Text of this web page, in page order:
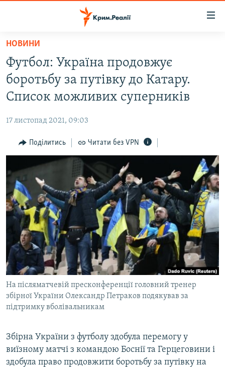
Перейти
основного
матеріалу
Перейти
до
основної
Перейти
до
пошуку
НОВИНИ
ВОДА.КРИМ
ВІДЕО ТА ФОТО
БЛОГИ
ПОГЛЯД
ІНТЕРВ'Ю
ВСЕ ЗА ДЕНЬ
СПЕЦПРОЕКТИ
ДЕПОРТАЦІЯ
ВІДЕОУРОКИ «ELIFBE»
СВІДЧЕННЯ ОКУПАЦІЇ
УКРАЇНСЬКА ПРОБЛЕМА КРИМУ
ІНФОГРАФІКА
ЯК ОБІЙТИ БЛОКУВАННЯ
Русский
Qırımtatar
ДОЛУЧАЙСЯ!
Усі сайти RFE/RL
НОВИНИ
Футбол: Україна продовжує
боротьбу за путівку до Катару.
Список можливих суперників
17 листопад 2021, 09:03
Поділитись Читати без VPN
На післяматчевій пресконференції головний тренер
збірної України Олександр Петраков подякував за
підтримку вболівальникам
Збірна України з футболу здобула перемогу у
виїзному матчі з командою Боснії та Герцеговини і
здобула право продовжити боротьбу за путівку на